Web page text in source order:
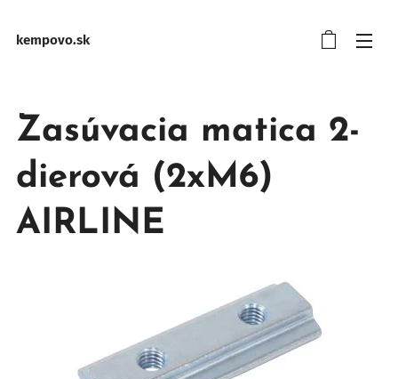
kempovo.sk
Zasúvacia matica 2-
dierová (2xM6)
AIRLINE